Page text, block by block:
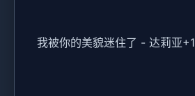
我被你的美貌迷住了 - 达莉亚+1